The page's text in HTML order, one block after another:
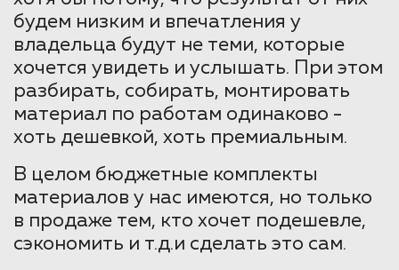
будем низким и впечатления у
владельца будут не теми, которые
хочется увидеть и услышать. При этом
разбирать, собирать, монтировать
материал по работам одинаково -
хоть дешевкой, хоть премиальным.
В целом бюджетные комплекты
материалов у нас имеются, но только
в продаже тем, кто хочет подешевле,
сэкономить и т.д.и сделать это сам.